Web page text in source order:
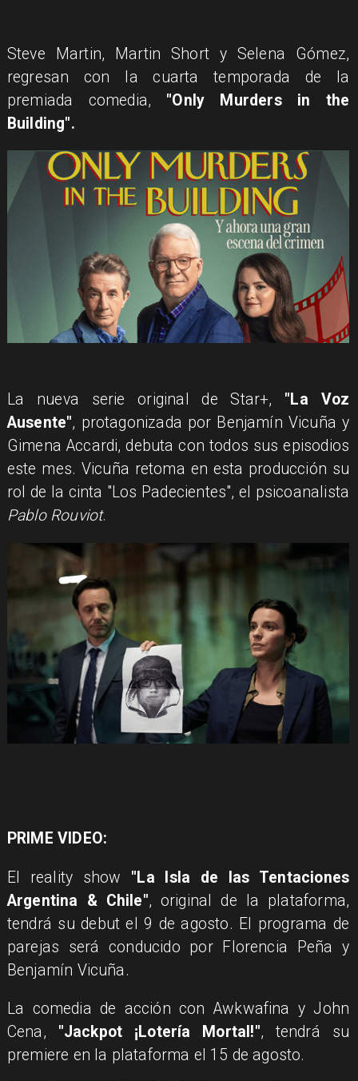
Steve Martin, Martin Short y Selena Gómez,
regresan con la cuarta temporada de la
premiada comedia, "Only Murders in the
Building".
La nueva serie original de Star+, "La Voz
Ausente", protagonizada por Benjamín Vicuña y
Gimena Accardi, debuta con todos sus episodios
este mes. Vicuña retoma en esta producción su
rol de la cinta "Los Padecientes", el psicoanalista
Pablo Rouviot.
PRIME VIDEO:
El reality show "La Isla de las Tentaciones
Argentina & Chile", original de la plataforma,
tendrá su debut el 9 de agosto. El programa de
parejas será conducido por Florencia Peña y
Benjamín Vicuña.
La comedia de acción con Awkwafina y John
Cena, "Jackpot ¡Lotería Mortal!", tendrá su
premiere en la plataforma el 15 de agosto.